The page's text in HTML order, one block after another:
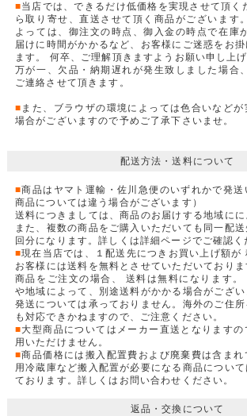
■当店では、できるだけ低価格を実現させて頂く
ら取り寄せ、直送させて頂く商品がございます
よっては、御注文の時点、御入金の時点で在庫
届けに時間がかかるなど、お客様にご迷惑をお
ます。 何卒、ご理解頂きますようお願い申し上げ
万が一、欠品・納期遅れが発生致しました場合
ご連絡させて頂きます。
■ また、ブラウザの環境によっては色合いなど
場合がございますので予めご了承下さいませ。
配送方法・送料について
■商品はヤマト運輸・佐川急便のいずれかで発送
商品については違う場合がございます）
送料につきましては、商品のお届けする地域にに
また、複数の商品をご購入いただいても同一配
回分になります。詳しくは詳細ページでご確認く
■現在当店では、１配送先につきお買い上げ額が
お客様には送料を無料とさせていただいており
商品をご注文の場合、 送料は無料になります。
や地域によって、別途送料がかかる場合がござ
発送については承っておりません。海外のご住
も対応できかねますので、ご注意ください。
■大型商品についてはメーカー直送となりますの
用いただけません。
■商品価格には搬入配置費および廃棄費は含まれ
用冷蔵庫など搬入配置が必要になる商品につい
ております。詳しくはお問い合わせください。
返品・交換について